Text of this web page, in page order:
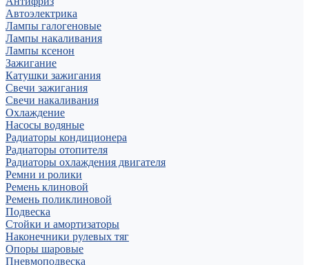
Автоэлектрика
Лампы галогеновые
Лампы накаливания
Лампы ксенон
Зажигание
Катушки зажигания
Свечи зажигания
Свечи накаливания
Охлаждение
Насосы водяные
Радиаторы кондиционера
Радиаторы отопителя
Радиаторы охлаждения двигателя
Ремни и ролики
Ремень клиновой
Ремень поликлиновой
Подвеска
Стойки и амортизаторы
Наконечники рулевых тяг
Опоры шаровые
Пневмоподвеска